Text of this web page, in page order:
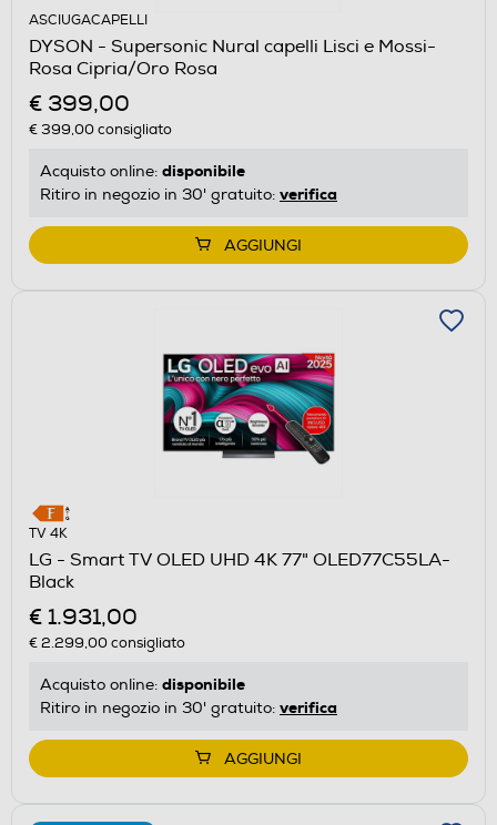
ASCIUGACAPELLI
DYSON - Supersonic Nural capelli Lisci e Mossi-
Rosa Cipria/Oro Rosa
€ 399,00
€ 399,00consigliato
Acquisto online: disponibile
Ritiro in negozio in 30' gratuito: verifica
AGGIUNGI
TV 4K
LG - Smart TV OLED UHD 4K 77" OLED77C55LA-
Black
€ 1.931,00
€ 2.299,00consigliato
Acquisto online: disponibile
Ritiro in negozio in 30' gratuito: verifica
AGGIUNGI